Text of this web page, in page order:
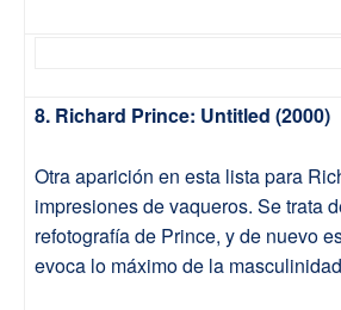
8. Richard Prince: Untitled (2000)
Otra aparición en esta lista para
impresiones de vaqueros. Se trata
refotografía de Prince, y de nuevo
evoca lo máximo de la